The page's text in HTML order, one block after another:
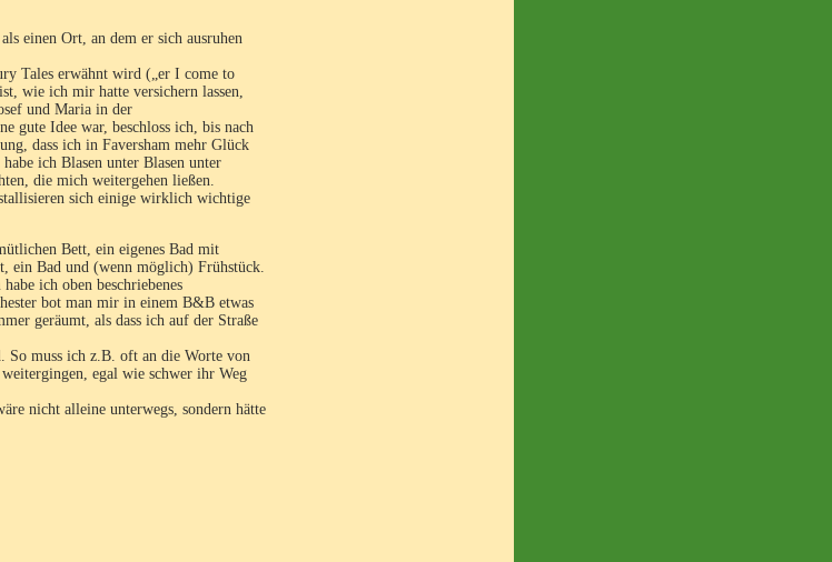
einen Ort, an dem er sich ausruhen
Tales erwähnt wird („er I come to
wie ich mir hatte versichern lassen,
und Maria in der
gute Idee war, beschloss ich, bis nach
dass ich in Faversham mehr Glück
ich Blasen unter Blasen unter
die mich weitergehen ließen.
sich einige wirklich wichtige
Bett, ein eigenes Bad mit
ein Bad und (wenn möglich) Frühstück.
ich oben beschriebenes
bot man mir in einem B&B etwas
geräumt, als dass ich auf der Straße
muss ich z.B. oft an die Worte von
egal wie schwer ihr Weg
nicht alleine unterwegs, sondern hätte